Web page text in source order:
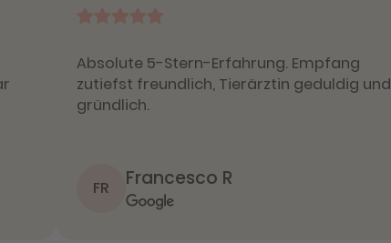
Absolute 5-Stern-Erfahrung. Empfang
zutiefst freundlich, Tierärztin geduldig und
gründlich.
FR Francesco R